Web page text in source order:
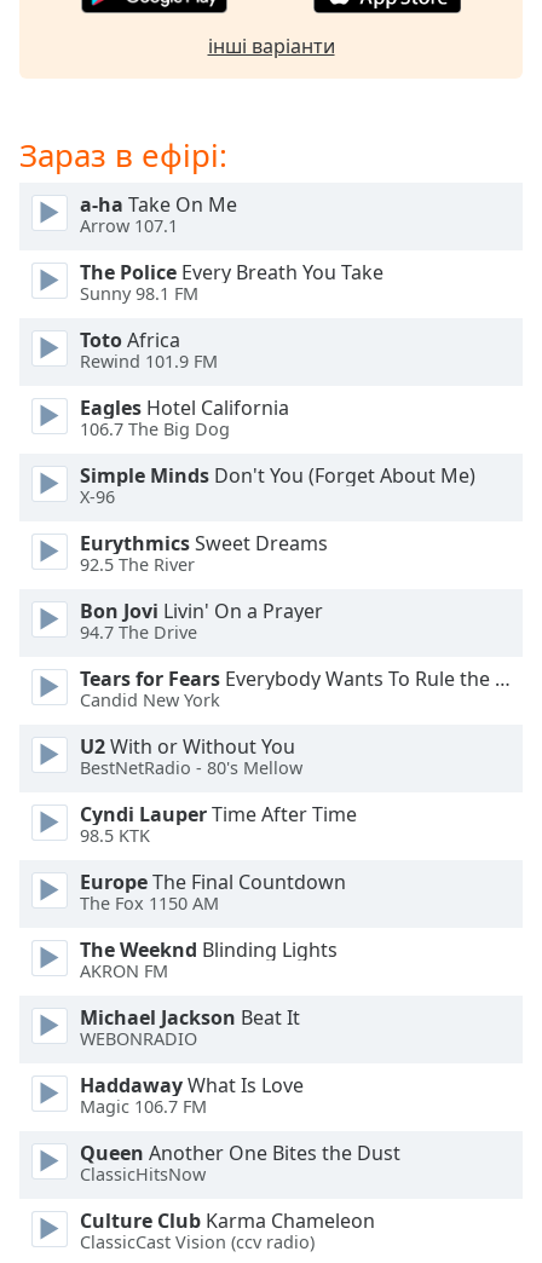
Fullscreen
modal
window.
Beginning
dialog
window.
cancel
and
close
window.
Text
Color
Opacity
Color
Opacity
Caption
Area
Background
Color
Opacity
Font
інші варіанти
Зараз в ефірі:
a-ha Take On Me
Arrow 107.1
The Police Every Breath You Take
Sunny 98.1 FM
TotoAfrica
Rewind 101.9 FM
Eagles Hotel California
106.7 The Big Dog
Simple Minds Don't You (Forget About Me)
X-96
EurythmicsSweet Dreams
92.5 The River
Bon Jovi Livin' On a Prayer
94.7 The Drive
Tears for Fears Everybody Wants To Rule the World
Candid New York
U2With or Without You
BestNetRadio - 80's Mellow
Cyndi LauperTime After Time
98.5 KTK
EuropeThe Final Countdown
The Fox 1150 AM
The Weeknd Blinding Lights
AKRON FM
Michael Jackson Beat It
WEBONRADIO
HaddawayWhat Is Love
Magic 106.7 FM
Queen Another One Bites the Dust
ClassicHitsNow
Culture Club Karma Chameleon
ClassicCast Vision (ccv radio)